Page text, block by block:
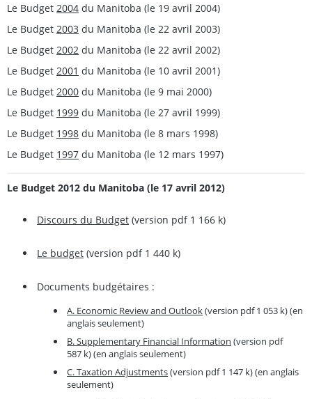
Le Budget 2004 du Manitoba (le 19 avril 2004)
Le Budget 2003 du Manitoba (le 22 avril 2003)
Le Budget 2002 du Manitoba (le 22 avril 2002)
Le Budget 2001 du Manitoba (le 10 avril 2001)
Le Budget 2000 du Manitoba (le 9 mai 2000)
Le Budget 1999 du Manitoba (le 27 avril 1999)
Le Budget 1998 du Manitoba (le 8 mars 1998)
Le Budget 1997 du Manitoba (le 12 mars 1997)
Le Budget 2012 du Manitoba (le 17 avril 2012)
Discours du Budget (version pdf 1 166 k)
Le budget (version pdf 1 440 k)
Documents budgétaires :
A. Economic Review and Outlook(version pdf 1 053 k) (en
anglais seulement)
B. Supplementary Financial Information (version pdf
587 k) (en anglais seulement)
C. Taxation Adjustments(version pdf 1 147 k) (en anglais
seulement)